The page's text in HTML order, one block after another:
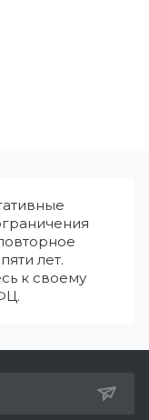
лет.
к своему